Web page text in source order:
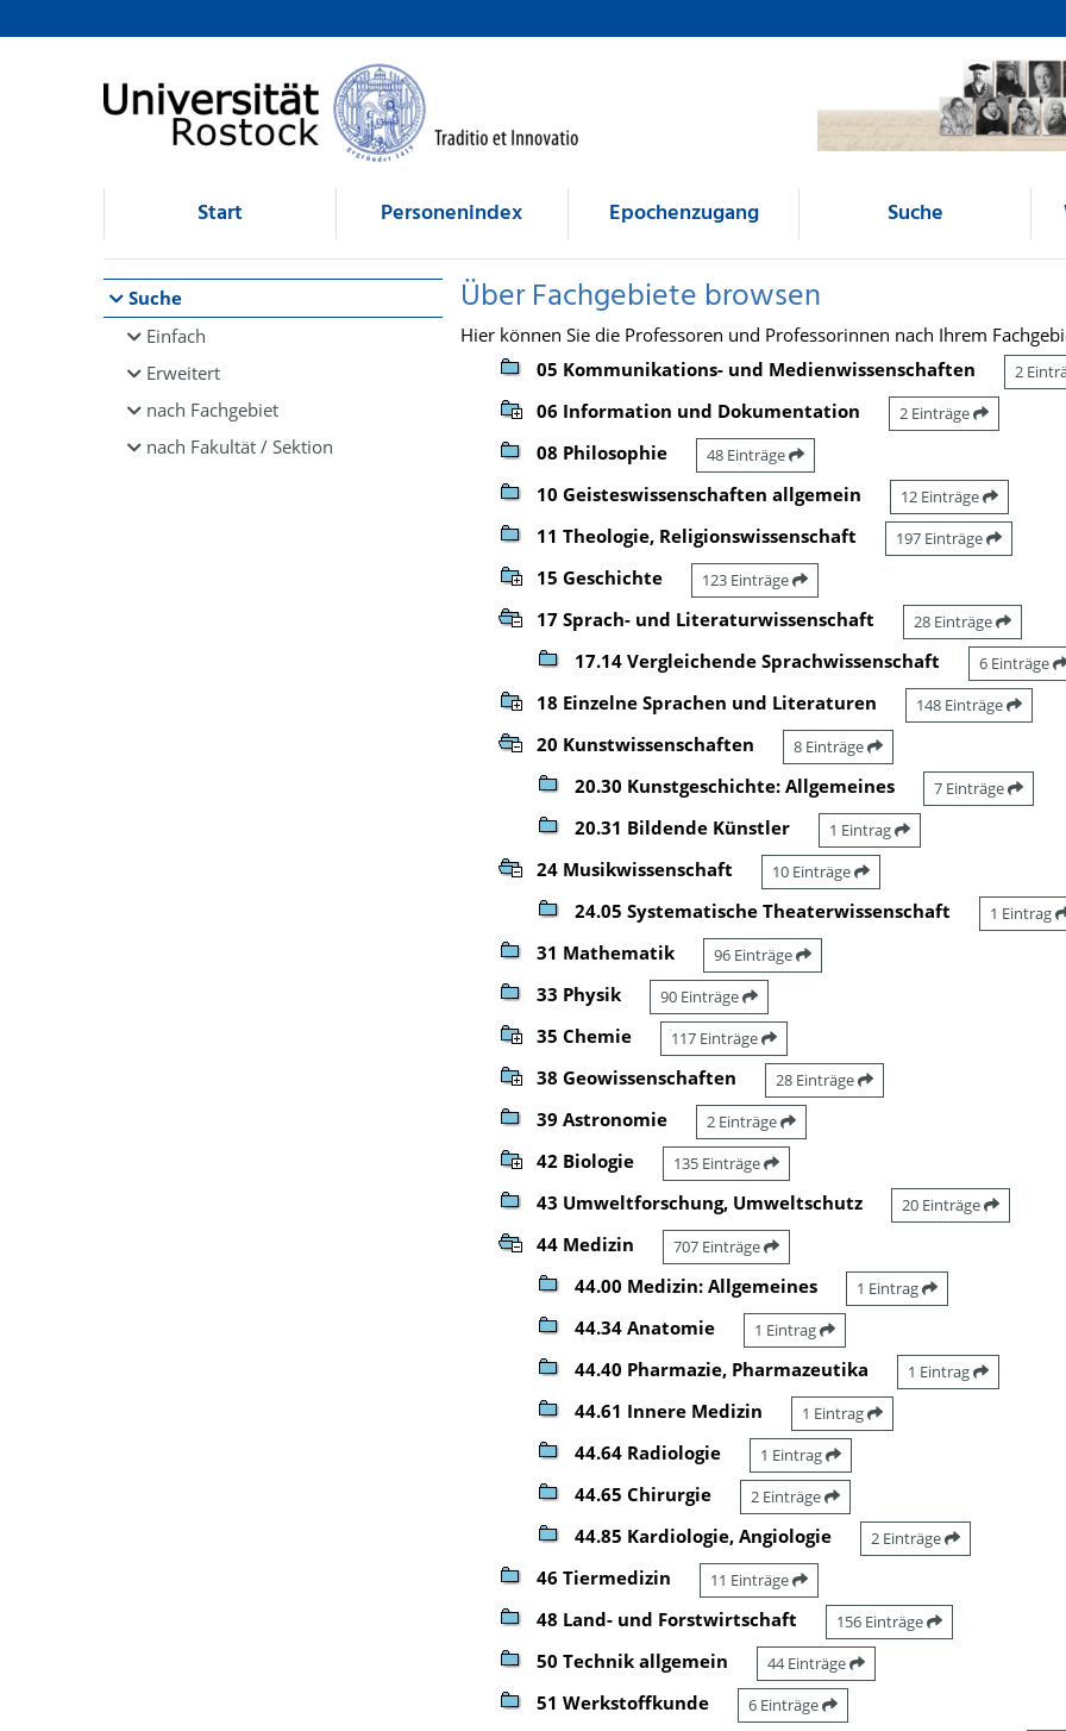
Browsen
direkt zum Inhalt
Start Personenindex Epochenzugang Suche
Suche
Einfach
Erweitert
nach Fachgebiet
nach Fakultät / Sektion
Über Fachgebiete browsen
Hier können Sie die Professoren und Professorinnen nach Ihrem
05 Kommunikations- und Medienwissenschaften
2
06 Information und Dokumentation 2 Einträge
08 Philosophie 48 Einträge
10 Geisteswissenschaften allgemein 12 Einträge
11 Theologie, Religionswissenschaft 197 Einträge
15 Geschichte 123 Einträge
17 Sprach- und Literaturwissenschaft 28 Einträge
17.14 Vergleichende Sprachwissenschaft 6 Einträge
18 Einzelne Sprachen und Literaturen 148 Einträge
20 Kunstwissenschaften 8 Einträge
20.30 Kunstgeschichte: Allgemeines 7 Einträge
20.31 Bildende Künstler 1 Eintrag
24 Musikwissenschaft 10 Einträge
24.05 Systematische Theaterwissenschaft 1 Eintrag
31 Mathematik 96 Einträge
33 Physik 90 Einträge
35 Chemie 117 Einträge
38 Geowissenschaften 28 Einträge
39 Astronomie 2 Einträge
42 Biologie 135 Einträge
43 Umweltforschung, Umweltschutz 20 Einträge
44 Medizin 707 Einträge
44.00 Medizin: Allgemeines 1 Eintrag
44.34 Anatomie 1 Eintrag
44.40 Pharmazie, Pharmazeutika 1 Eintrag
44.61 Innere Medizin 1 Eintrag
44.64 Radiologie 1 Eintrag
44.65 Chirurgie 2 Einträge
44.85 Kardiologie, Angiologie 2 Einträge
46 Tiermedizin 11 Einträge
48 Land- und Forstwirtschaft 156 Einträge
50 Technik allgemein 44 Einträge
51 Werkstoffkunde 6 Einträge